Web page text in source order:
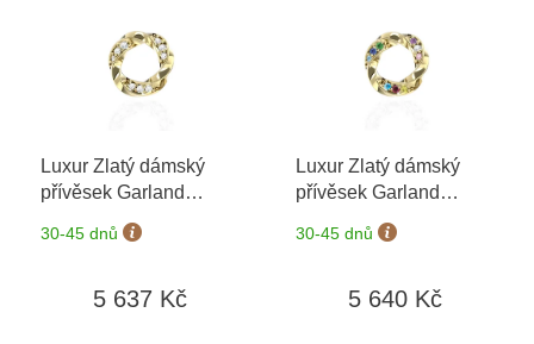
Luxur Zlatý dámský
přívěsek Garland
6620368-0-0-1
možnost výměny do 90
30-45 dnů
5 637 Kč
Luxur Zlatý dámský
přívěsek Garland
6620368-0-0-40
možnost výměny do 90
30-45 dnů
5 640 Kč